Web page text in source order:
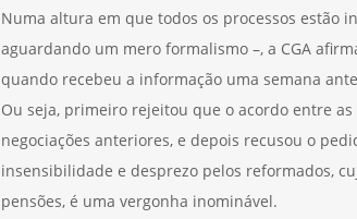
Numa altura em que todos os processos estão
aguardando um mero formalismo –, a CGA
quando recebeu a informação uma semana
Ou seja, primeiro rejeitou que o acordo entre
negociações anteriores, e depois recusou o
insensibilidade e desprezo pelos reformados,
pensões, é uma vergonha inominável.